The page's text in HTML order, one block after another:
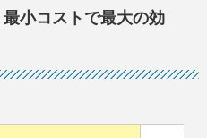
小コストで最大の効